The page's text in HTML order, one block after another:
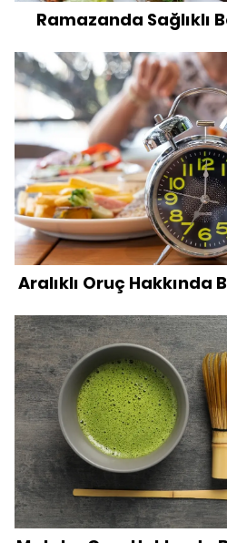
Ramazanda Sağlıklı
Aralıklı Oruç Hakkında